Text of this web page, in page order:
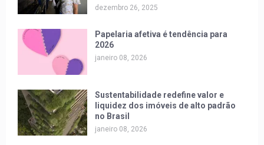
dezembro 26, 2025
Papelaria afetiva é tendência para
2026
janeiro 08, 2026
Sustentabilidade redefine valor e
liquidez dos imóveis de alto padrão
no Brasil
janeiro 08, 2026